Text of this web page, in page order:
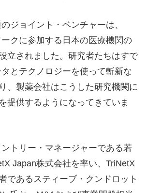
ジョイント・ベンチャーは、
クに参加する日本の医療機関の
立されました。研究者たちはすで
とテクノロジーを使って斬新な
、製薬会社はこうした研究機関に
提供するようになってきていま
トリー・マネージャーである若
Japan株式会社を率い、TriNetX
であるスティーブ・クンドロット